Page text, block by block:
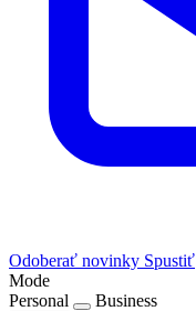
Odoberať novinky Spustiť
Mode
Personal
Business